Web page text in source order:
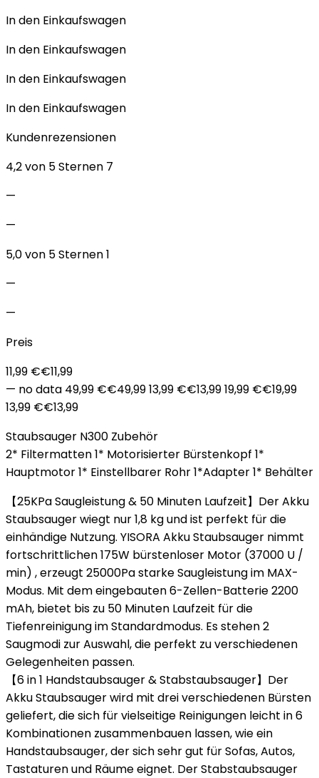
In den Einkaufswagen
In den Einkaufswagen
In den Einkaufswagen
In den Einkaufswagen
Kundenrezensionen
4,2 von 5 Sternen 7
—
—
5,0 von 5 Sternen 1
—
—
Preis
11,99 €€11,99
— no data 49,99 €€49,99 13,99 €€13,99 19,99 €€19,99
13,99 €€13,99
Staubsauger N300 Zubehör
2* Filtermatten 1* Motorisierter Bürstenkopf 1*
Hauptmotor 1* Einstellbarer Rohr 1*Adapter 1* Behälter
【25KPa Saugleistung & 50 Minuten Laufzeit】Der Akku
Staubsauger wiegt nur 1,8 kg und ist perfekt für die
einhändige Nutzung. YISORA Akku Staubsauger nimmt
fortschrittlichen 175W bürstenloser Motor (37000 U /
min) , erzeugt 25000Pa starke Saugleistung im MAX-
Modus. Mit dem eingebauten 6-Zellen-Batterie 2200
mAh, bietet bis zu 50 Minuten Laufzeit für die
Tiefenreinigung im Standardmodus. Es stehen 2
Saugmodi zur Auswahl, die perfekt zu verschiedenen
Gelegenheiten passen.
【6 in 1 Handstaubsauger & Stabstaubsauger】Der
Akku Staubsauger wird mit drei verschiedenen Bürsten
geliefert, die sich für vielseitige Reinigungen leicht in 6
Kombinationen zusammenbauen lassen, wie ein
Handstaubsauger, der sich sehr gut für Sofas, Autos,
Tastaturen und Räume eignet. Der Stabstaubsauger